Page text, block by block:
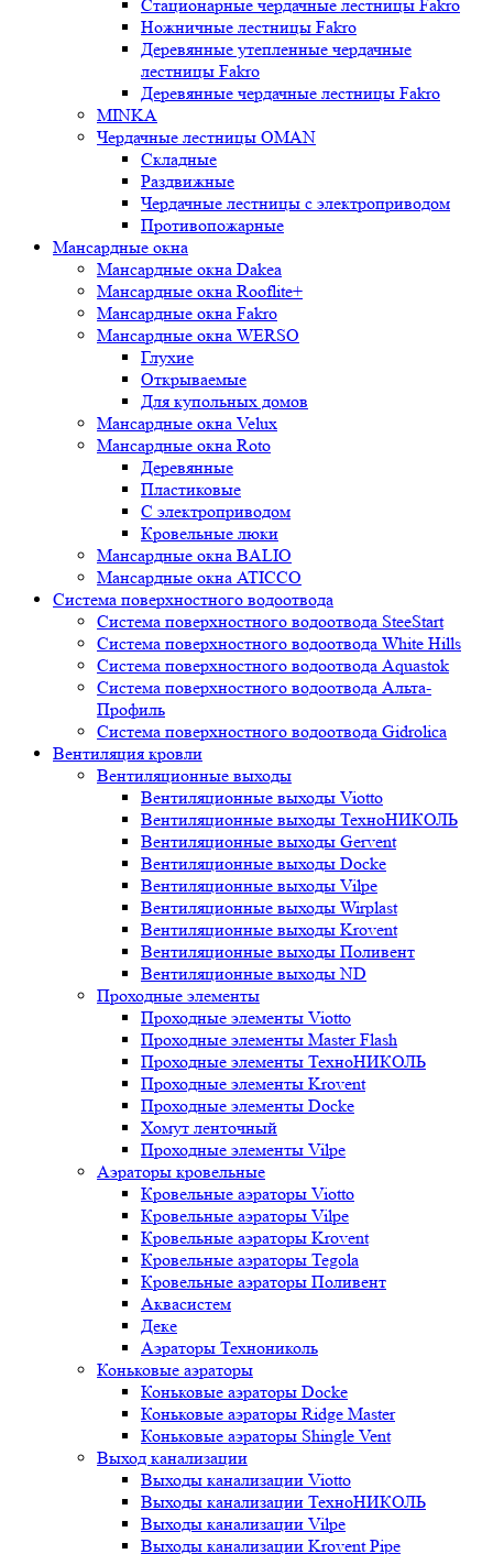
Стационарные чердачные лестницы Fakro
Ножничные лестницы Fakro
Деревянные утепленные чердачные
лестницы Fakro
Деревянные чердачные лестницы Fakro
MINKA
Чердачные лестницы OMAN
Складные
Раздвижные
Чердачные лестницы с электроприводом
Противопожарные
Мансардные окна
Мансардные окна Dakea
Мансардные окна Rooflite+
Мансардные окна Fakro
Мансардные окна WERSO
Глухие
Открываемые
Для купольных домов
Мансардные окна Velux
Мансардные окна Roto
Деревянные
Пластиковые
С электроприводом
Кровельные люки
Мансардные окна BALIO
Мансардные окна ATICCO
Система поверхностного водоотвода
Система поверхностного водоотвода SteeStart
Система поверхностного водоотвода White Hills
Система поверхностного водоотвода Aquastok
Система поверхностного водоотвода Альта-
Профиль
Система поверхностного водоотвода Gidrolica
Вентиляция кровли
Вентиляционные выходы
Вентиляционные выходы Viotto
Вентиляционные выходы ТехноНИКОЛЬ
Вентиляционные выходы Gervent
Вентиляционные выходы Docke
Вентиляционные выходы Vilpe
Вентиляционные выходы Wirplast
Вентиляционные выходы Krovent
Вентиляционные выходы Поливент
Вентиляционные выходы ND
Проходные элементы
Проходные элементы Viotto
Проходные элементы Master Flash
Проходные элементы ТехноНИКОЛЬ
Проходные элементы Krovent
Проходные элементы Docke
Хомут ленточный
Проходные элементы Vilpe
Аэраторы кровельные
Кровельные аэраторы Viotto
Кровельные аэраторы Vilpe
Кровельные аэраторы Krovent
Кровельные аэраторы Tegola
Кровельные аэраторы Поливент
Аквасистем
Деке
Аэраторы Технониколь
Коньковые аэраторы
Коньковые аэраторы Docke
Коньковые аэраторы Ridge Master
Коньковые аэраторы Shingle Vent
Выход канализации
Выходы канализации Viotto
Выходы канализации ТехноНИКОЛЬ
Выходы канализации Vilpe
Выходы канализации Krovent Pipe